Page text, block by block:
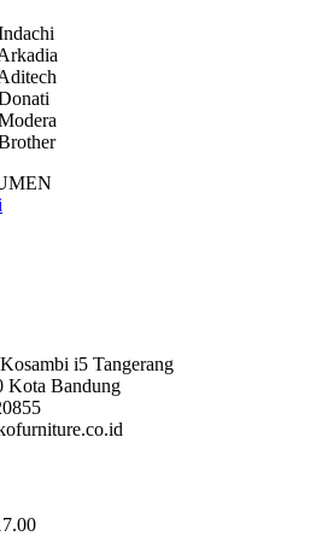
i5 Tangerang
Kota Bandung